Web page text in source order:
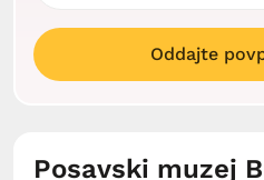
Oddajte
Posavski muzej